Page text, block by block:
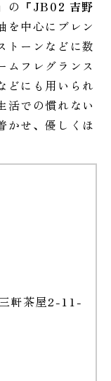
の『JB02 吉野
を中心にブレン
トーンなどに数
ムフレグランス
どにも用いられ
活での慣れない
かせ、優しくほ
軒茶屋2-11-